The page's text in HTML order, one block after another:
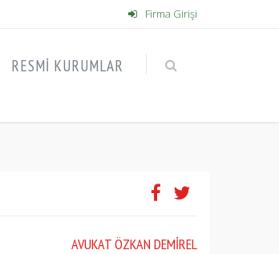
Firma Girişi
RESMI KURUMLAR
AVUKAT ÖZKAN DEMİREL